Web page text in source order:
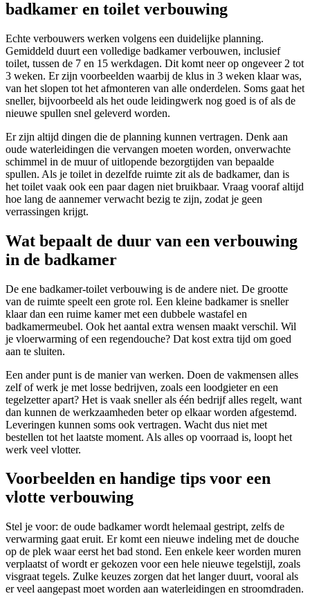
badkamer en toilet verbouwing
Echte verbouwers werken volgens een duidelijke planning.
Gemiddeld duurt een volledige badkamer verbouwen, inclusief
toilet, tussen de 7 en 15 werkdagen. Dit komt neer op ongeveer 2 tot
3 weken. Er zijn voorbeelden waarbij de klus in 3 weken klaar was,
van het slopen tot het afmonteren van alle onderdelen. Soms gaat het
sneller, bijvoorbeeld als het oude leidingwerk nog goed is of als de
nieuwe spullen snel geleverd worden.
Er zijn altijd dingen die de planning kunnen vertragen. Denk aan
oude waterleidingen die vervangen moeten worden, onverwachte
schimmel in de muur of uitlopende bezorgtijden van bepaalde
spullen. Als je toilet in dezelfde ruimte zit als de badkamer, dan is
het toilet vaak ook een paar dagen niet bruikbaar. Vraag vooraf altijd
hoe lang de aannemer verwacht bezig te zijn, zodat je geen
verrassingen krijgt.
Wat bepaalt de duur van een verbouwing
in de badkamer
De ene badkamer-toilet verbouwing is de andere niet. De grootte
van de ruimte speelt een grote rol. Een kleine badkamer is sneller
klaar dan een ruime kamer met een dubbele wastafel en
badkamermeubel. Ook het aantal extra wensen maakt verschil. Wil
je vloerwarming of een regendouche? Dat kost extra tijd om goed
aan te sluiten.
Een ander punt is de manier van werken. Doen de vakmensen alles
zelf of werk je met losse bedrijven, zoals een loodgieter en een
tegelzetter apart? Het is vaak sneller als één bedrijf alles regelt, want
dan kunnen de werkzaamheden beter op elkaar worden afgestemd.
Leveringen kunnen soms ook vertragen. Wacht dus niet met
bestellen tot het laatste moment. Als alles op voorraad is, loopt het
werk veel vlotter.
Voorbeelden en handige tips voor een
vlotte verbouwing
Stel je voor: de oude badkamer wordt helemaal gestript, zelfs de
verwarming gaat eruit. Er komt een nieuwe indeling met de douche
op de plek waar eerst het bad stond. Een enkele keer worden muren
verplaatst of wordt er gekozen voor een hele nieuwe tegelstijl, zoals
visgraat tegels. Zulke keuzes zorgen dat het langer duurt, vooral als
er veel aangepast moet worden aan waterleidingen en stroomdraden.